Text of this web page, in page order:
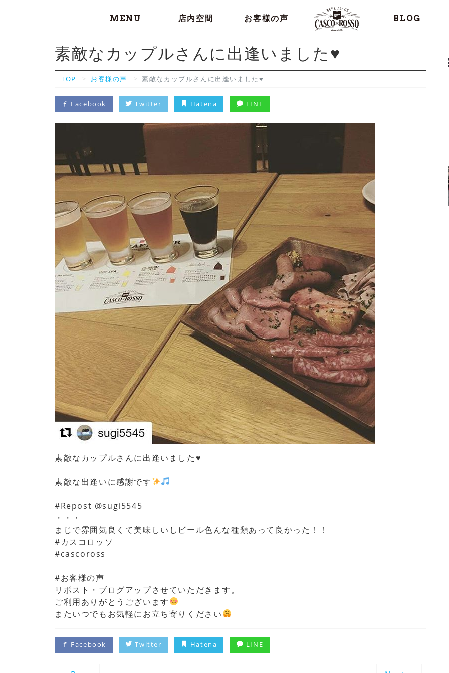
MENU 店内空間 お客様の声 BLOG
素敵なカップルさんに出逢いました♥
TOP お客様の声 素敵なカップルさんに出逢いました♥
Facebook Twitter Hatena LINE
素敵なカップルさんに出逢いました♥
素敵な出逢いに感謝です
#Repost @sugi5545
・・・
まじで雰囲気良くて美味しいしビール色んな種類あって良かった！！
#カスコロッソ
#cascoross
#お客様の声
リポスト・ブログアップさせていただきます。
ご利用ありがとうございます
またいつでもお気軽にお立ち寄りください
Facebook Twitter Hatena LINE